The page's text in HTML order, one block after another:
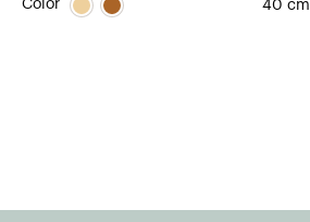
Color
40 cm